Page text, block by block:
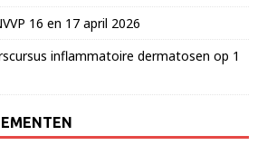
16 en 17 april 2026
inflammatoire dermatosen op 1